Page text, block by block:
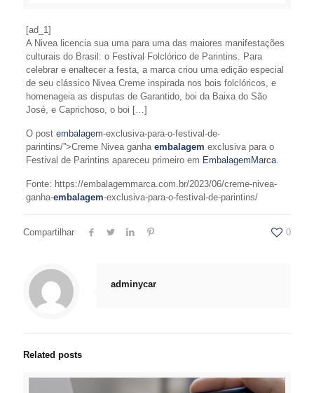
[ad_1]
A Nivea licencia sua uma para uma das maiores manifestações
culturais do Brasil: o Festival Folclórico de Parintins. Para
celebrar e enaltecer a festa, a marca criou uma edição especial
de seu clássico Nivea Creme inspirada nos bois folclóricos, e
homenageia as disputas de Garantido, boi da Baixa do São
José, e Caprichoso, o boi […]
O post embalagem-exclusiva-para-o-festival-de-
parintins/”>Creme Nivea ganha embalagem exclusiva para o
Festival de Parintins apareceu primeiro em EmbalagemMarca.
Fonte: https://embalagemmarca.com.br/2023/06/creme-nivea-
ganha-embalagem-exclusiva-para-o-festival-de-parintins/
Compartilhar 0
adminycar
Related posts